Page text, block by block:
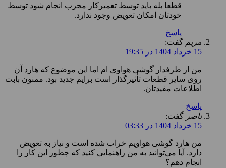
قطعا بله باید توسط تعمیرکار مجرب انجام شود توسط
خودتان امکان تعویض وجود ندارد.
پاسخ
مریم گفت:
15 خرداد 1404 در 19:35
من از طرفدار گوشی هواوی ام اما این موضوع که هارد آن
روی سایر قطعات تأثیرگذار است برایم جدید بود. ممنون بابت
اطلاعات مفیدتان.
پاسخ
ناصر گفت:
15 خرداد 1404 در 03:33
من هارد گوشی هواویم خراب شده است و نیاز به تعویض
دارد. آیا می‌توانید به من راهنمایی کنید که چطور این کار را
انجام دهم؟